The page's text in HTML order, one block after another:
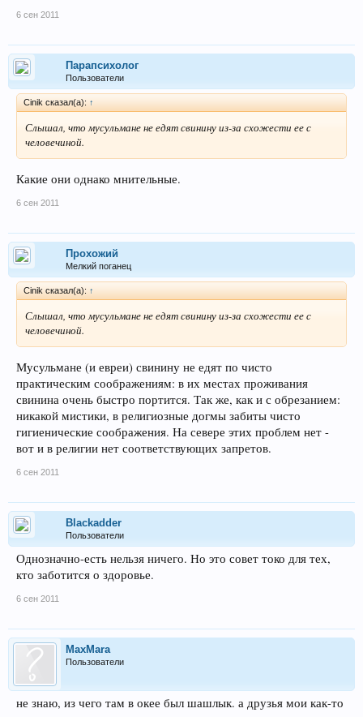
6 сен 2011
Парапсихолог
Пользователи
Cinik сказал(а): ↑
Слышал, что мусульмане не едят свинину из-за схожести ее с
человечиной.
Какие они однако мнительные.
6 сен 2011
Прохожий
Мелкий поганец
Cinik сказал(а): ↑
Слышал, что мусульмане не едят свинину из-за схожести ее с
человечиной.
Мусульмане (и евреи) свинину не едят по чисто
практическим соображениям: в их местах проживания
свинина очень быстро портится. Так же, как и с обрезанием:
никакой мистики, в религиозные догмы забиты чисто
гигиенические соображения. На севере этих проблем нет -
вот и в религии нет соответствующих запретов.
6 сен 2011
Blackadder
Пользователи
Однозначно-есть нельзя ничего. Но это совет токо для тех,
кто заботится о здоровье.
6 сен 2011
MaxMara
Пользователи
не знаю, из чего там в окее был шашлык. а друзья мои как-то